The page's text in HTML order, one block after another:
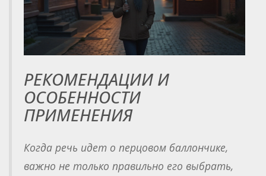
РЕКОМЕНДАЦИИ И
ОСОБЕННОСТИ
ПРИМЕНЕНИЯ
Когда речь идет о перцовом баллончике,
важно не только правильно его выбрать,